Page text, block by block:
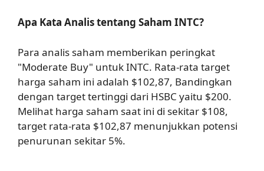
Apa Kata Analis tentang Saham INTC?
Para analis saham memberikan peringkat
"Moderate Buy" untuk INTC. Rata-rata target
harga saham ini adalah $102,87, Bandingkan
dengan target tertinggi dari HSBC yaitu $200.
Melihat harga saham saat ini di sekitar $108,
target rata-rata $102,87 menunjukkan potensi
penurunan sekitar 5%.